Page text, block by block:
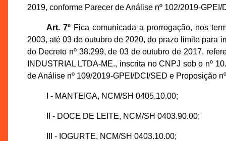
2019, conforme Parecer de Análise nº 102/2019-
Art. 7ºFica comunicada a prorrogação, nos
2003, até 03 de outubro de 2020, do prazo limite para
do Decreto nº 38.299, de 03 de outubro de 2017,
INDUSTRIAL LTDA-ME., inscrita no CNPJ sob o nº
de Análise nº 109/2019-GPEI/DCI/SED e Proposição
I - MANTEIGA, NCM/SH 0405.10.00;
II - DOCE DE LEITE, NCM/SH 0403.90.00;
III - IOGURTE, NCM/SH 0403.10.00;